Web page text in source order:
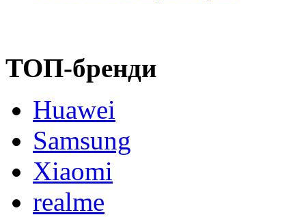
ТОП-бренди
Huawei
Samsung
Xiaomi
realme